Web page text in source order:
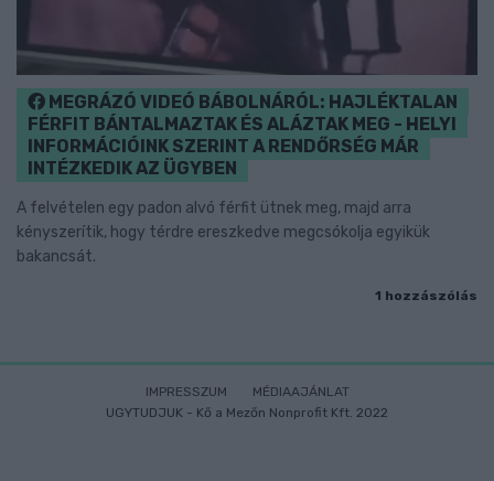
MEGRÁZÓ VIDEÓ BÁBOLNÁRÓL: HAJLÉKTALAN
FÉRFIT BÁNTALMAZTAK ÉS ALÁZTAK MEG - HELYI
INFORMÁCIÓINK SZERINT A RENDŐRSÉG MÁR
INTÉZKEDIK AZ ÜGYBEN
A felvételen egy padon alvó férfit ütnek meg, majd arra
kényszerítik, hogy térdre ereszkedve megcsókolja egyikük
bakancsát.
1 hozzászólás
IMPRESSZUM
MÉDIAAJÁNLAT
UGYTUDJUK - Kő a Mezőn Nonprofit Kft. 2022